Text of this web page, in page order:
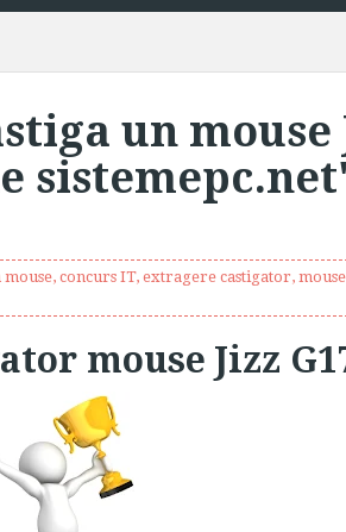
un mouse
mouse, concurs IT, extragere castigator,
mouse Jizz